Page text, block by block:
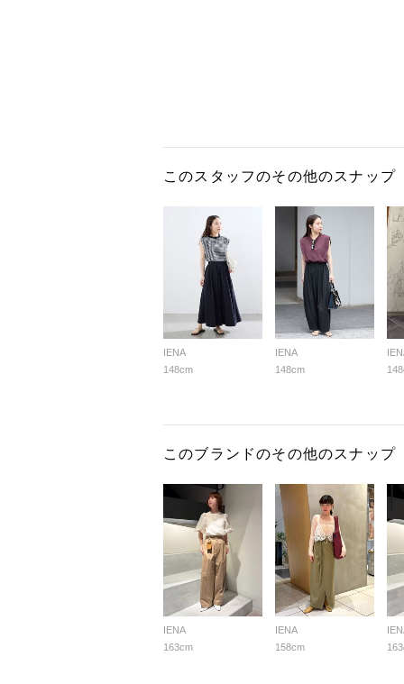
このスタッフのその他のスナップ
IENA
148cm
IENA
148cm
このブランドのその他のスナップ
IENA
163cm
IENA
158cm